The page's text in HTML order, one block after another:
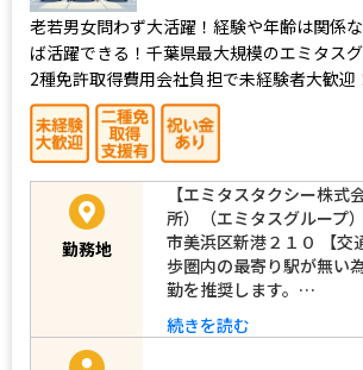
老若男女問わず大活躍！経験や年齢は関係
ば活躍できる！千葉県最大規模のエミタス
2種免許取得費用会社負担で未経験者大歓迎
勤務地
【エミタスタクシー株式
所）（エミタスグループ
市美浜区新港２１０ 【交
歩圏内の最寄り駅が無い
勤を推奨します。…
続きを読む